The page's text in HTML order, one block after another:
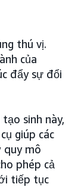
thú vị.
của
đẩy sự đổi
sinh này,
giúp các
quy mô
phép cả
tiếp tục